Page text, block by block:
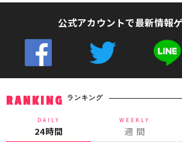
公式アカウントで最新情報
RANKING ランキング
DAILY
24時間
WEEKLY
週 間